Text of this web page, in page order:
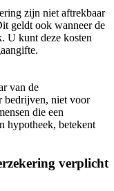
zijn niet aftrekbaar
geldt ook wanneer de
U kunt deze kosten
van de
bedrijven, niet voor
die een
hypotheek, betekent
verplicht